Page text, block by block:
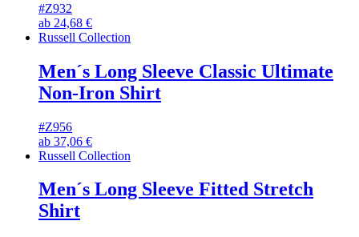
#Z932
ab 24,68 €
Russell Collection
Men´s Long Sleeve Classic Ultimate
Non-Iron Shirt
#Z956
ab 37,06 €
Russell Collection
Men´s Long Sleeve Fitted Stretch
Shirt